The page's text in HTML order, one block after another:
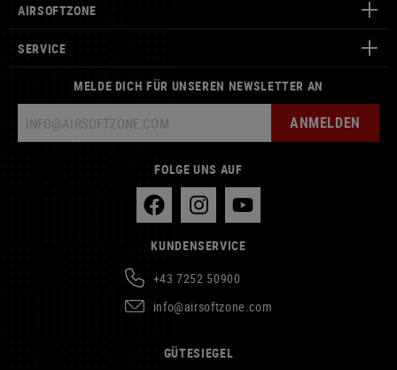
AIRSOFTZONE
SERVICE
MELDE DICH FÜR UNSEREN NEWSLETTER AN
ANMELDEN
FOLGE UNS AUF
KUNDENSERVICE
+43 7252 50900
info@airsoftzone.com
GÜTESIEGEL